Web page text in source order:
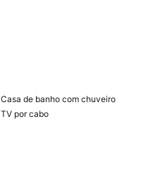
Casa de banho com chuveiro
TV por cabo